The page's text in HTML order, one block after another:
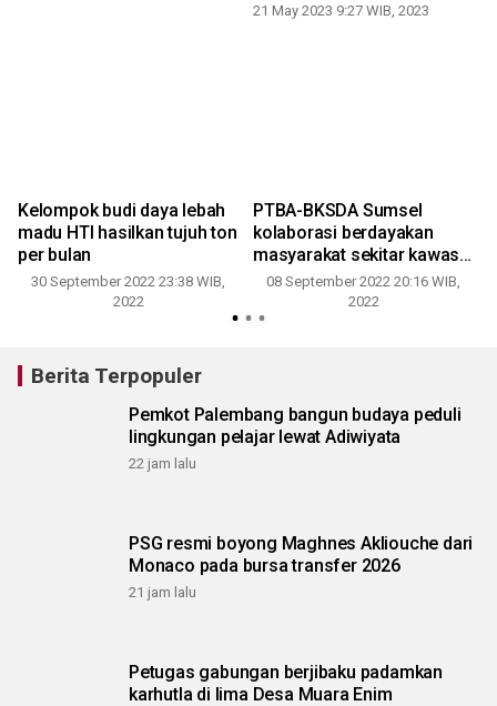
21 May 2023 9:27 WIB, 2023
Kelompok budi daya lebah
madu HTI hasilkan tujuh ton
per bulan
30 September 2022 23:38 WIB,
2022
PTBA-BKSDA Sumsel
kolaborasi berdayakan
masyarakat sekitar kawasan
konservasi
08 September 2022 20:16 WIB,
2022
Berita Terpopuler
Pemkot Palembang bangun budaya peduli
lingkungan pelajar lewat Adiwiyata
22 jam lalu
PSG resmi boyong Maghnes Akliouche dari
Monaco pada bursa transfer 2026
21 jam lalu
Petugas gabungan berjibaku padamkan
karhutla di lima Desa Muara Enim